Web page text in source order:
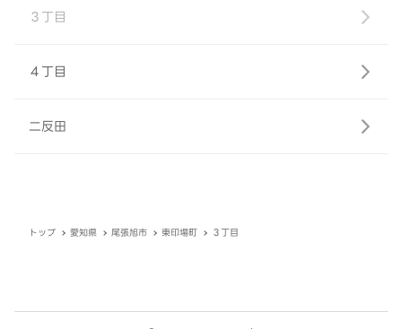
３丁目
４丁目
二反田
トップ 愛知県 尾張旭市 東印場町 ３丁目